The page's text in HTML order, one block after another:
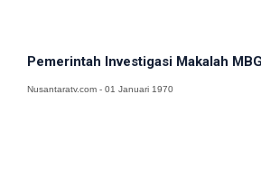
Pemerintah Investigasi Makalah
Nusantaratv.com - 01 Januari 1970